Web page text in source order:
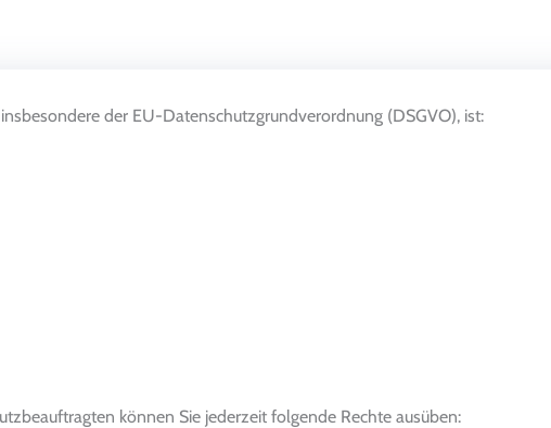
der EU-Datenschutzgrundverordnung (DSGVO), ist:
können Sie jederzeit folgende Rechte ausüben: